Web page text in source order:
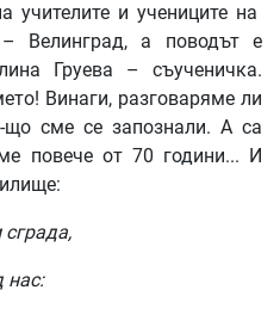
учителите и учениците на
Велинград, а поводът е
Груева – съученичка.
Винаги, разговаряме ли
що сме се запознали. А са
повече от 70 години... И
сграда,
нас: